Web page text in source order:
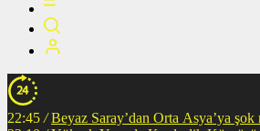
22:45 / Beyaz Saray’dan Orta Asya’ya